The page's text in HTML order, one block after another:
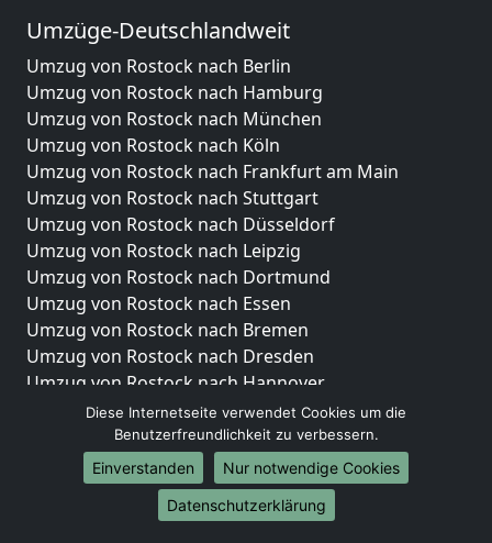
Umzüge-Deutschlandweit
Umzug von Rostock nach Berlin
Umzug von Rostock nach Hamburg
Umzug von Rostock nach München
Umzug von Rostock nach Köln
Umzug von Rostock nach Frankfurt am Main
Umzug von Rostock nach Stuttgart
Umzug von Rostock nach Düsseldorf
Umzug von Rostock nach Leipzig
Umzug von Rostock nach Dortmund
Umzug von Rostock nach Essen
Umzug von Rostock nach Bremen
Umzug von Rostock nach Dresden
Umzug von Rostock nach Hannover
Umzug von Rostock nach Nürnberg
Umzug von Rostock nach Duisburg
Umzug von Rostock nach Bochum
Umzug von Rostock nach Wuppertal
Umzug von Rostock nach Bielefeld
Diese Internetseite verwendet Cookies um die
Benutzerfreundlichkeit zu verbessern.
Einverstanden
Nur notwendige Cookies
Datenschutzerklärung